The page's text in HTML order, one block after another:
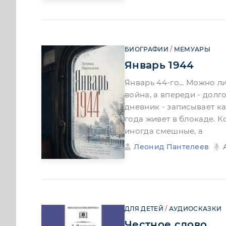
БИОГРАФИИ / МЕМУАРЫ
Январь 1944
Январь 44-го... Можно ли
война, а впереди -
дневник - записывает
года живет в блокаде.
иногда смешные, а
Леонид Пантелеев
ДЛЯ ДЕТЕЙ / АУДИОСКАЗКИ